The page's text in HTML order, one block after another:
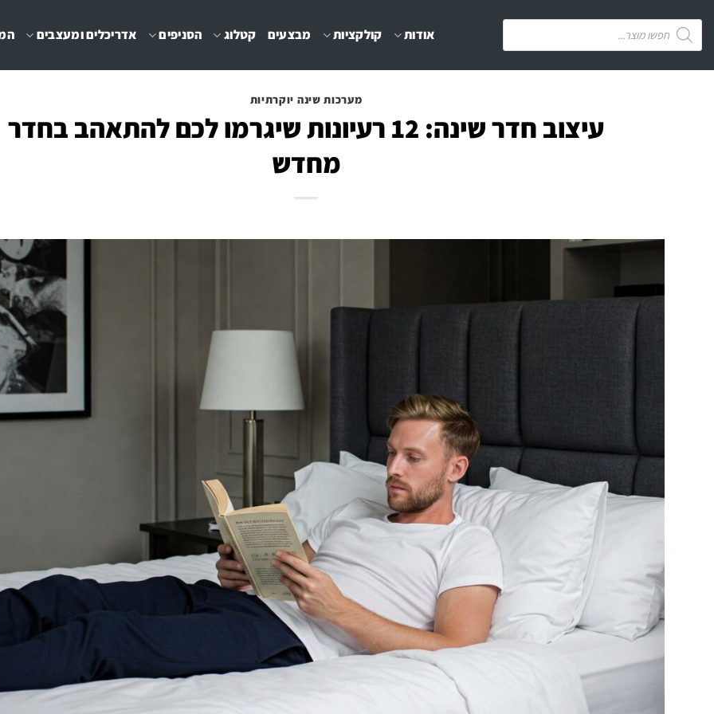
אודות קולקציות מבצעים קטלוג הסניפים אדריכלים ומעצבים
Products
search
מערכות שינה יוקרתיות
עיצוב חדר שינה: 12 רעיונות שיגרמו לכם להתאהב בחדר
מחדש